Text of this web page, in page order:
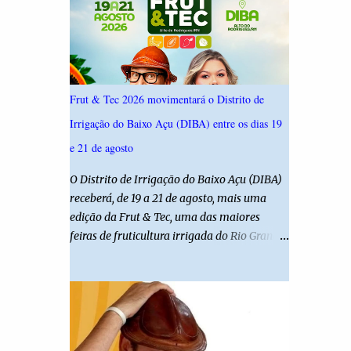
ouviu 1.500 eleitores em todas as regiões do
Rio Grande do Norte entre os dias 18 e 22 de
junho de 2026. O levantamento possui
margem de erro de 2,5 pontos percentuais e
nível de confiança de 95%. Registro no TSE:
RN-09520/2026
Frut & Tec 2026 movimentará o Distrito de
Irrigação do Baixo Açu (DIBA) entre os dias 19
e 21 de agosto
O Distrito de Irrigação do Baixo Açu (DIBA)
receberá, de 19 a 21 de agosto, mais uma
edição da Frut & Tec, uma das maiores
feiras de fruticultura irrigada do Rio Grande
estudantes e profissionais do agronegócio,
com palestras de especialistas, visitas
técnicas a campo e uma ampla exposição de